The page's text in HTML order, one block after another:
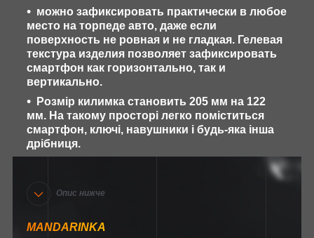
можно зафиксировать практически в любое
место на торпеде авто, даже если
поверхность не ровная и не гладкая. Гелевая
текстура изделия позволяет зафиксировать
смартфон как горизонтально, так и
вертикально.
Розмір килимка становить 205 мм на 122
мм. На такому просторі легко поміститься
смартфон, ключі, навушники і будь-яка інша
дрібниця.
Опис нижче
MANDARINKA